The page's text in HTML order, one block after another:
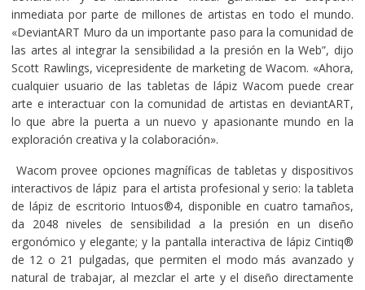
inmediata por parte de millones de artistas en todo el mundo.
«DeviantART Muro da un importante paso para la comunidad de
las artes al integrar la sensibilidad a la presión en la Web”, dijo
Scott Rawlings, vicepresidente de marketing de Wacom. «Ahora,
cualquier usuario de las tabletas de lápiz Wacom puede crear
arte e interactuar con la comunidad de artistas en deviantART,
lo que abre la puerta a un nuevo y apasionante mundo en la
exploración creativa y la colaboración».
Wacom provee opciones magníficas de tabletas y dispositivos
interactivos de lápiz para el artista profesional y serio: la tableta
de lápiz de escritorio Intuos®4, disponible en cuatro tamaños,
da 2048 niveles de sensibilidad a la presión en un diseño
ergonómico y elegante; y la pantalla interactiva de lápiz Cintiq®
de 12 o 21 pulgadas, que permiten el modo más avanzado y
natural de trabajar, al mezclar el arte y el diseño directamente